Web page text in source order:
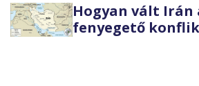
Hogyan vált Irán
fenyegető